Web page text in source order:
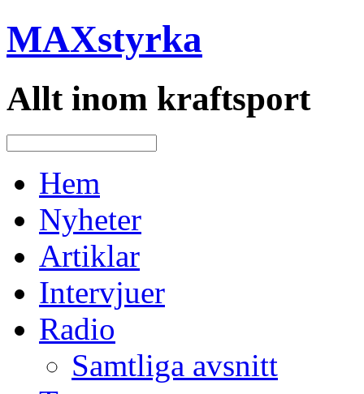
MAXstyrka
Allt inom kraftsport
Hem
Nyheter
Artiklar
Intervjuer
Radio
Samtliga avsnitt